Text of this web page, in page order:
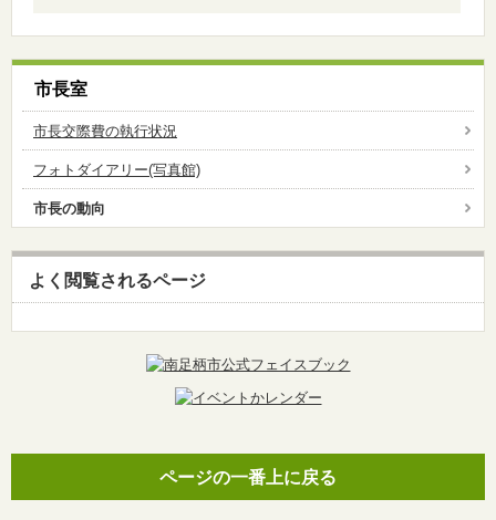
市長室
市長交際費の執行状況
フォトダイアリー(写真館)
市長の動向
よく閲覧されるページ
ページの一番上に戻る